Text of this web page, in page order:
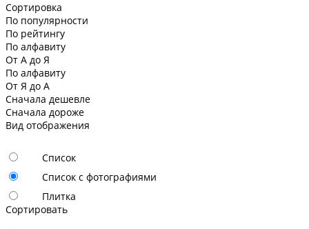
Сортировка
По популярности
По рейтингу
По алфавиту
От А до Я
По алфавиту
От Я до А
Сначала дешевле
Сначала дороже
Вид отображения
Список
Список с фотографиями
Плитка
Сортировать